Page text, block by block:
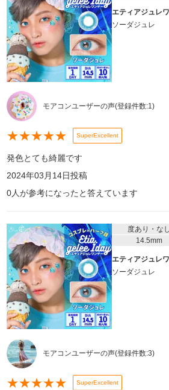
エティアジュレ
ソーダジュレ
モアコンユーザーの声(登録件数:1)
★★★★★ SuperExcellent
発色とても綺麗です
2024年03月14日投稿
0人が参考になったと答えています
度あり・なし
14.5mm
エティアジュレ
ソーダジュレ
モアコンユーザーの声(登録件数:3)
★★★★★ SuperExcellent